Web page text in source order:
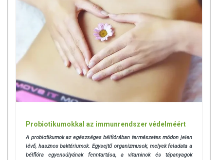
Probiotikumokkal az immunrendszer védelméért
A probiotikumok az egészséges bélflórában természetes módon jelen
lévő, hasznos baktériumok. Egysejtű organizmusok, melyek feladata a
bélflóra egyensúlyának fenntartása, a vitaminok és tápanyagok